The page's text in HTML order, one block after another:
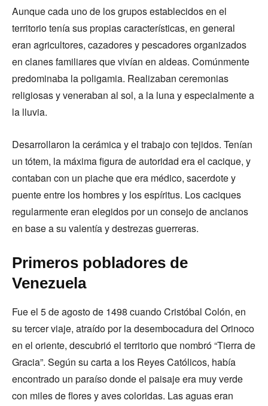
Aunque cada uno de los grupos establecidos en el
territorio tenía sus propias características, en general
eran agricultores, cazadores y pescadores organizados
en clanes familiares que vivían en aldeas. Comúnmente
predominaba la poligamia. Realizaban ceremonias
religiosas y veneraban al sol, a la luna y especialmente a
la lluvia.
Desarrollaron la cerámica y el trabajo con tejidos. Tenían
un tótem, la máxima figura de autoridad era el cacique, y
contaban con un piache que era médico, sacerdote y
puente entre los hombres y los espíritus. Los caciques
regularmente eran elegidos por un consejo de ancianos
en base a su valentía y destrezas guerreras.
Primeros pobladores de
Venezuela
Fue el 5 de agosto de 1498 cuando Cristóbal Colón, en
su tercer viaje, atraído por la desembocadura del Orinoco
en el oriente, descubrió el territorio que nombró “Tierra de
Gracia”. Según su carta a los Reyes Católicos, había
encontrado un paraíso donde el paisaje era muy verde
con miles de flores y aves coloridas. Las aguas eran